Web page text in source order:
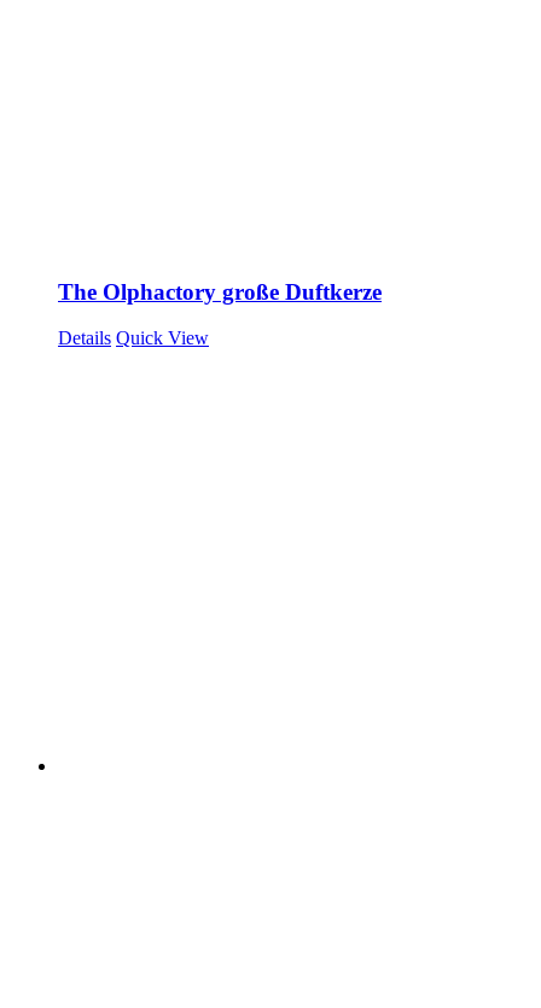
The Olphactory große Duftkerze
Details Quick View